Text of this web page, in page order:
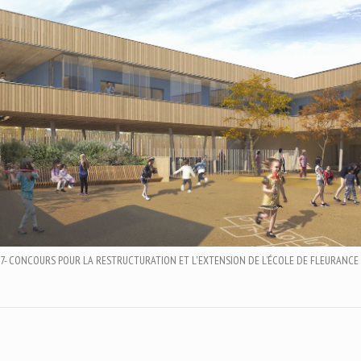
CONCOURS POUR LA RESTRUCTURATION ET L'EXTENSION DE L’ÉCOLE DE